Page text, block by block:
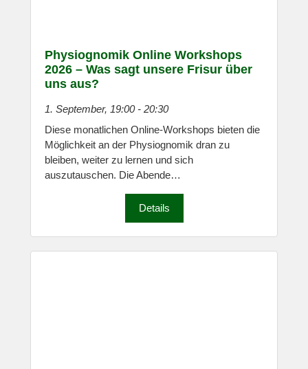
Physiognomik Online Workshops
2026 – Was sagt unsere Frisur über
uns aus?
1. September, 19:00- 20:30
Diese monatlichen Online-Workshops bieten die
Möglichkeit an der Physiognomik dran zu
bleiben, weiter zu lernen und sich
auszutauschen. Die Abende…
Details